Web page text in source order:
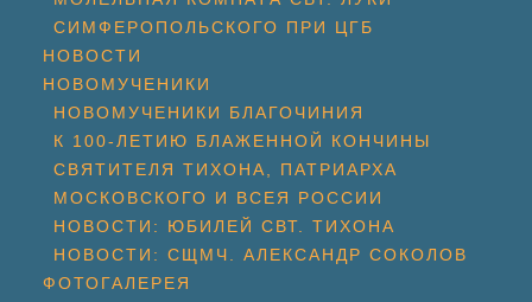
СИМФЕРОПОЛЬСКОГО ПРИ ЦГБ
НОВОСТИ
НОВОМУЧЕНИКИ
НОВОМУЧЕНИКИ БЛАГОЧИНИЯ
К 100-ЛЕТИЮ БЛАЖЕННОЙ КОНЧИНЫ
СВЯТИТЕЛЯ ТИХОНА, ПАТРИАРХА
МОСКОВСКОГО И ВСЕЯ РОССИИ
НОВОСТИ: ЮБИЛЕЙ СВТ. ТИХОНА
НОВОСТИ: СЩМЧ. АЛЕКСАНДР СОКОЛОВ
ФОТОГАЛЕРЕЯ